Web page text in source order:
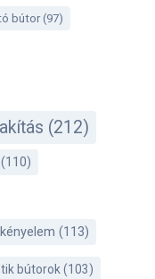
bútor(97)
(212)
(110)
(113)
bútorok (103)